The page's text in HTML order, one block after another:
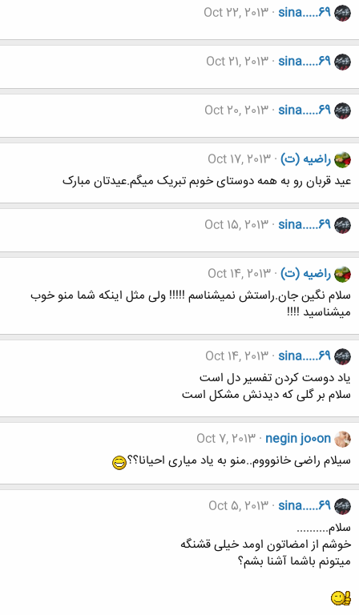
sina.....69
Oct 22, 2013
sina.....69
Oct 21, 2013
sina.....69
Oct 20, 2013
راضیه (ت) Oct 17, 2013
عید قربان رو به همه دوستای خوبم تبریک میگم.عیدتان مبارک
sina.....69
Oct 15, 2013
راضیه (ت) Oct 14, 2013
سلام نگین جان.راستش نمیشناسم !!!!! ولی مثل اینکه شما منو خوب
میشناسید !!!!
sina.....69
Oct 14, 2013
یاد دوست کردن تفسیر دل است
سلام بر گلی که دیدنش مشکل است
negin jo0on
Oct 7, 2013
سیلام راضی خانوووم..منو به یاد میاری احیانا؟؟
sina.....69
Oct 5, 2013
سلام..........
خوشم از امضاتون اومد خیلی قشنگه
میتونم باشما آشنا بشم؟